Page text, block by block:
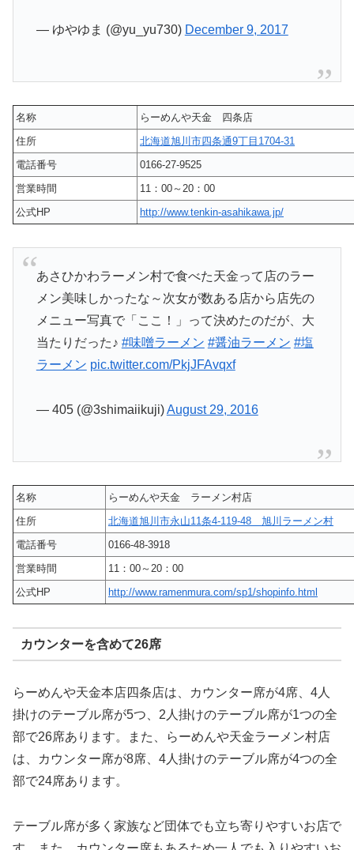
— ゆやゆま (@yu_yu730) December 9, 2017
名称
らーめんや天金 四条店
住所
北海道旭川市四条通9丁目1704-31
電話番号
0166-27-9525
営業時間
11：00～20：00
公式HP
http://www.tenkin-asahikawa.jp/
あさひかわラーメン村で食べた天金って店のラー
メン美味しかったな～次女が数ある店から店先の
メニュー写真で「ここ！」って決めたのだが、大
当たりだった♪ #味噌ラーメン #醤油ラーメン #塩
ラーメン pic.twitter.com/PkjJFAvqxf
— 405 (@3shimaiikuji)August 29, 2016
名称
らーめんや天金 ラーメン村店
住所
北海道旭川市永山11条4-119-48 旭川ラーメン村
電話番号
0166-48-3918
営業時間
11：00～20：00
公式HP
http://www.ramenmura.com/sp1/shopinfo.html
カウンターを含めて26席
らーめんや天金本店四条店は、カウンター席が4席、4人
掛けのテーブル席が5つ、2人掛けのテーブル席が1つの全
部で26席あります。また、らーめんや天金ラーメン村店
は、カウンター席が8席、4人掛けのテーブル席が4つの全
部で24席あります。
テーブル席が多く家族など団体でも立ち寄りやすいお店で